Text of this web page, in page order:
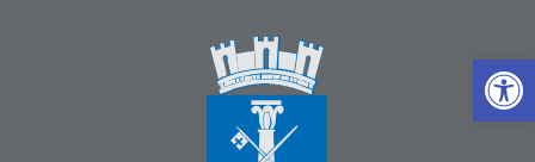
Vis